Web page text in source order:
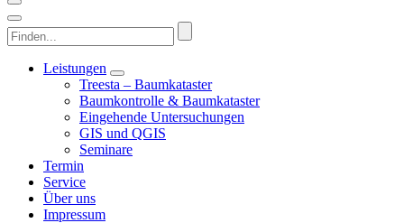
Finden...
Leistungen
Treesta – Baumkataster
Baumkontrolle & Baumkataster
Eingehende Untersuchungen
GIS und QGIS
Seminare
Termin
Service
Über uns
Impressum